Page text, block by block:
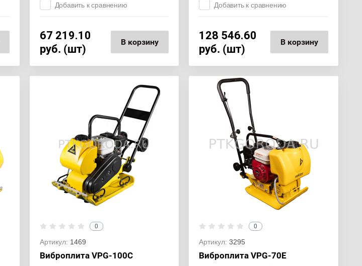
Добавить к сравнению
67 219.10
руб. (шт)
В корзину
Добавить к сравнению
128 546.60
руб. (шт)
В корзину
0
Артикул: 1469
Виброплита VPG-100C
0
Артикул: 3295
Виброплита VPG-70Е